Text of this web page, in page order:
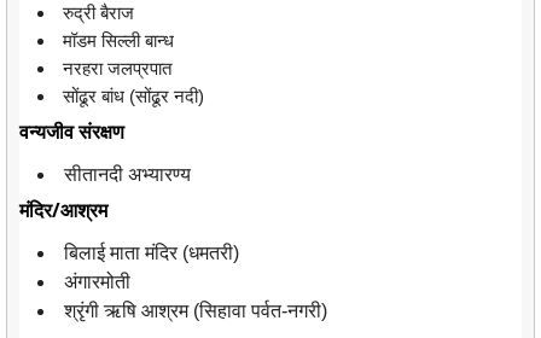
रुद्री बैराज
मॉडम सिल्ली बान्ध
नरहरा जलप्रपात
सोंढूर बांध (सोंढूर नदी)
वन्यजीव संरक्षण
सीतानदी अभ्यारण्य
मंदिर/आश्रम
बिलाई माता मंदिर (धमतरी)
अंगारमोती
श्रृंगी ऋषि आश्रम (सिहावा पर्वत-नगरी)